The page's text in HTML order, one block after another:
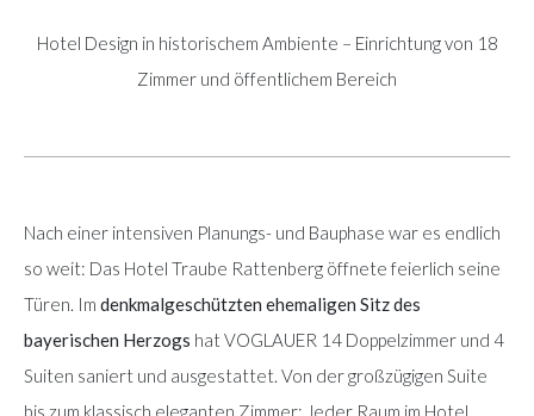
Hotel Design in historischem Ambiente – Einrichtung von 18
Zimmer und öffentlichem Bereich
Nach einer intensiven Planungs- und Bauphase war es endlich
so weit: Das Hotel Traube Rattenberg öffnete feierlich seine
Türen. Im denkmalgeschützten ehemaligen Sitz des
bayerischen Herzogs hat VOGLAUER 14 Doppelzimmer und 4
Suiten saniert und ausgestattet. Von der großzügigen Suite
bis zum klassisch eleganten Zimmer: Jeder Raum im Hotel